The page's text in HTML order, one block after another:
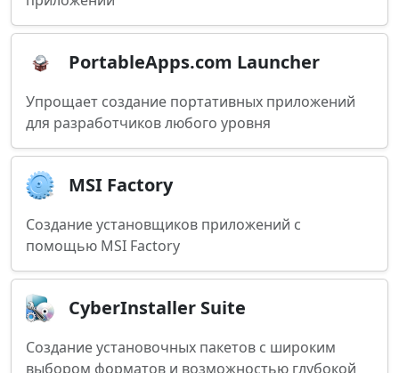
PortableApps.com Launcher
Упрощает создание портативных приложений
для разработчиков любого уровня
MSI Factory
Создание установщиков приложений с
помощью MSI Factory
CyberInstaller Suite
Создание установочных пакетов с широким
выбором форматов и возможностью глубокой